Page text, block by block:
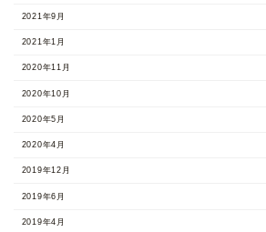
2021年9月
2021年1月
2020年11月
2020年10月
2020年5月
2020年4月
2019年12月
2019年6月
2019年4月